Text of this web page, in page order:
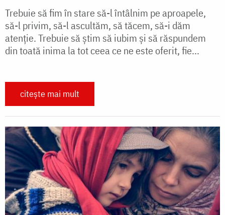
Trebuie să fim în stare să-l întâlnim pe aproapele,
să-l privim, să-l ascultăm, să tăcem, să-i dăm
atenţie. Trebuie să ştim să iubim şi să răspundem
din toată inima la tot ceea ce ne este oferit, fie...
citește mai mult